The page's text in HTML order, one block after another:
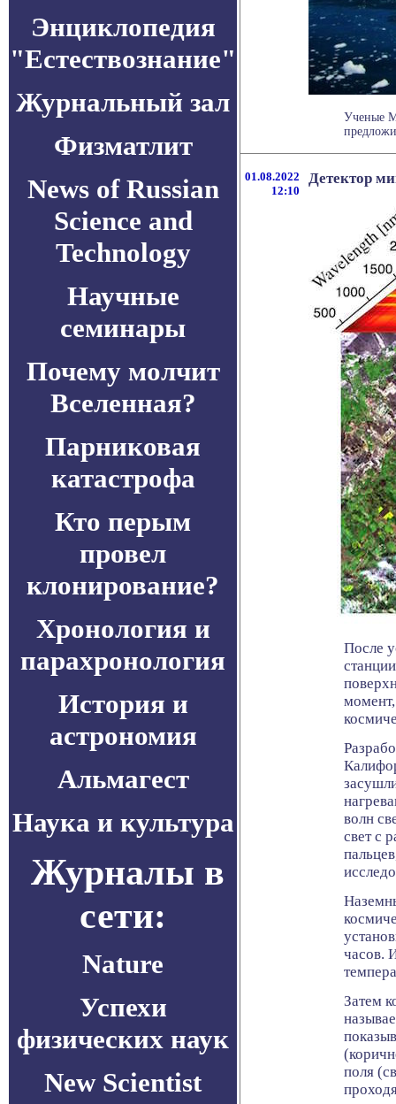
Энциклопедия
"Естествознание"
Журнальный зал
Физматлит
News of Russian
Science and
Technology
Научные
семинары
Почему молчит
Вселенная?
Парниковая
катастрофа
Кто перым
провел
клонирование?
Хронология и
парахронология
История и
астрономия
Альмагест
Наука и культура
Журналы в
сети:
Nature
Успехи
физических наук
New Scientist
Ученые
01.08.2022
12:10
Детектор
После
волн
свет с
часов.
Затем
поля